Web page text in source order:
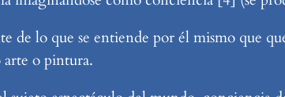
de lo que se entiende por él mismo que
arte o pintura.